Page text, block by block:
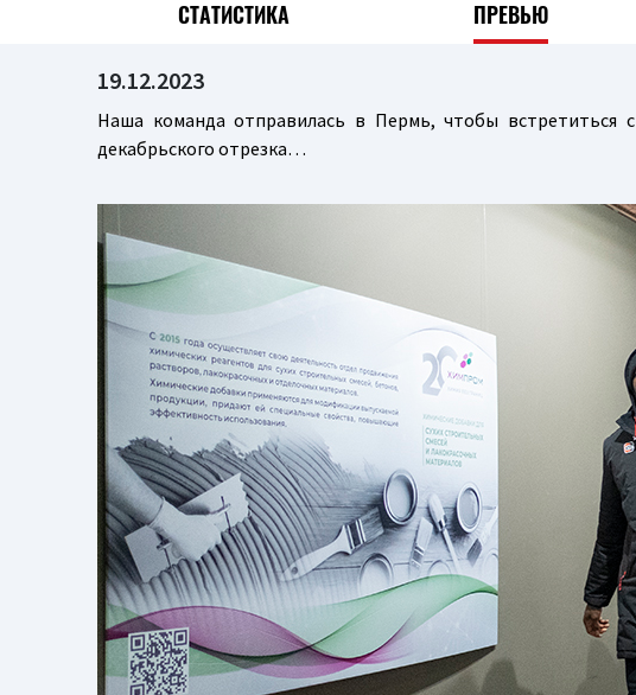
СТАТИСТИКА ПРЕВЬЮ
19.12.2023
Наша команда отправилась в Пермь, чтобы встретиться
декабрьского отрезка…